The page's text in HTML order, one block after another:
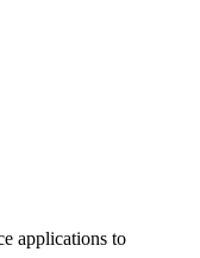
applications to